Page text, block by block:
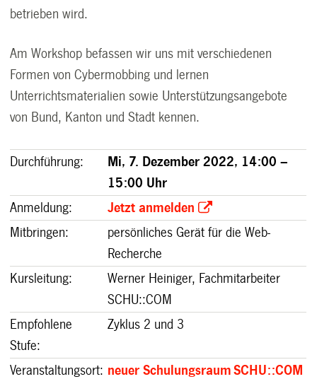
betrieben wird.
Am Workshop befassen wir uns mit verschiedenen
Formen von Cybermobbing und lernen
Unterrichtsmaterialien sowie Unterstützungsangebote
von Bund, Kanton und Stadt kennen.
Durchführung:
Mi, 7. Dezember 2022, 14:00 –
15:00 Uhr
Anmeldung:
Jetzt anmelden
Mitbringen:
persönliches Gerät für die Web-
Recherche
Kursleitung:
Werner Heiniger, Fachmitarbeiter
SCHU::COM
Empfohlene
Stufe:
Zyklus 2 und 3
Veranstaltungsort: neuer SchulungsraumSCHU::COM